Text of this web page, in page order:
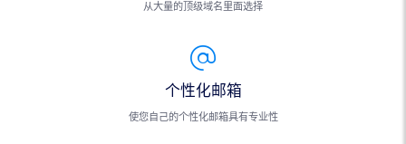
从大量的顶级域名里面选择
个性化邮箱
使您自己的个性化邮箱具有专业性